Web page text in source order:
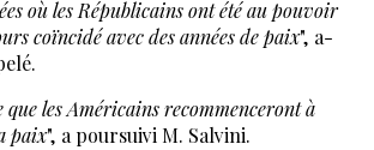
où les Républicains ont été au pouvoir
coïncidé avec des années de paix", a-
que les Américains recommenceront à
paix", a poursuivi M. Salvini.